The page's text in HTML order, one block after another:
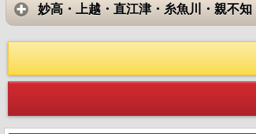
妙高・上越・直江津・糸魚川・親不知